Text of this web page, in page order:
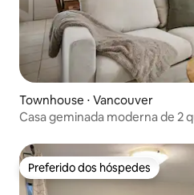
Townhouse ⋅ Vancouver
Casa geminada moderna de 2
Preferido dos hóspedes
Preferido dos hóspedes